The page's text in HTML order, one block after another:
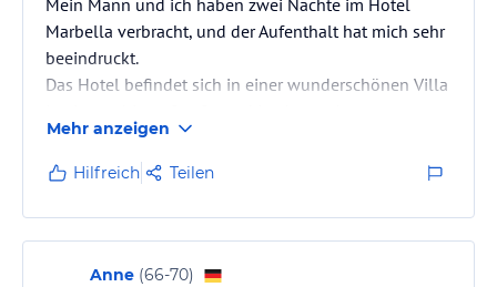
Marbella verbracht, und der Aufenthalt hat mich sehr
beeindruckt.
Das Hotel befindet sich in einer wunderschönen Villa
fünf Gehminuten von der Fußgängerzone entfernt.
Der Innenbereich ist liebevoll renoviert und äußerst
geschmackvoll eingerichtet: viele große, schöne
Spiegel, prachtvolle alte Möbel sowie Gemälde
verleihen dem Haus einen ganz besonderen Charme.
Mehr anzeigen
Hilfreich Teilen
Anne (66-70)